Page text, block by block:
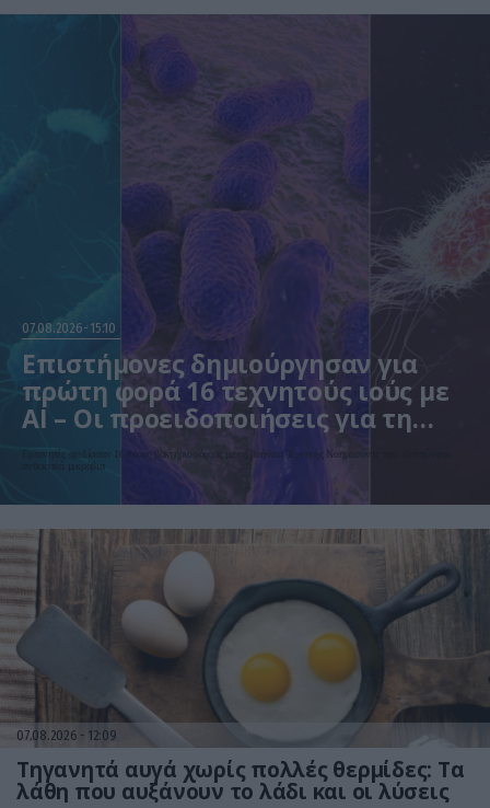
07.08.2026 15:10
Επιστήμονες δημιούργησαν για
πρώτη φορά 16 τεχνητούς ιούς με
AI – Οι προειδοποιήσεις για τη
βιοασφάλεια
Ερευνητές σχεδίασαν 16 νέους βακτηριοφάγους με τη βοήθεια Τεχνητής Νοημοσύνης που εξοντώνουν
ανθεκτικά μικρόβια
07.08.2026 12:09
Τηγανητά αυγά χωρίς πολλές θερμίδες: Τα
λάθη που αυξάνουν το λάδι και οι λύσεις